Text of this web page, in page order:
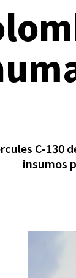
C-130
insumos